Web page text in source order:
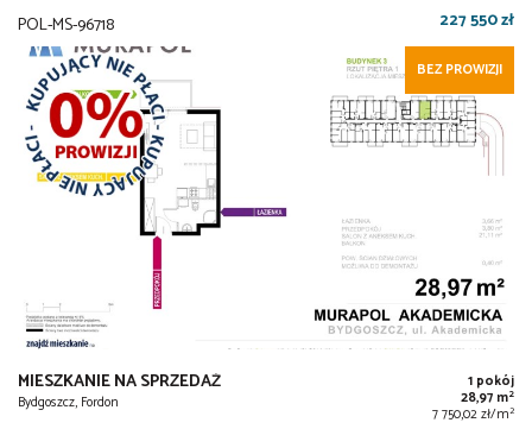
POL-MS-96718 227 550 zł
BEZ PROWIZJI
MIESZKANIE NA SPRZEDAŻ
Bydgoszcz, Fordon
1 pokój
28,97 m2
7 750,02 zł/m2